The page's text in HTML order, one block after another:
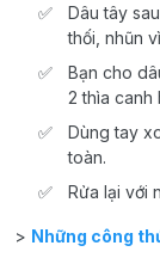
Dâu tây
thối, nhũn
Bạn cho
2 thìa canh
Dùng tay
toàn.
Rửa lại với
> Những công